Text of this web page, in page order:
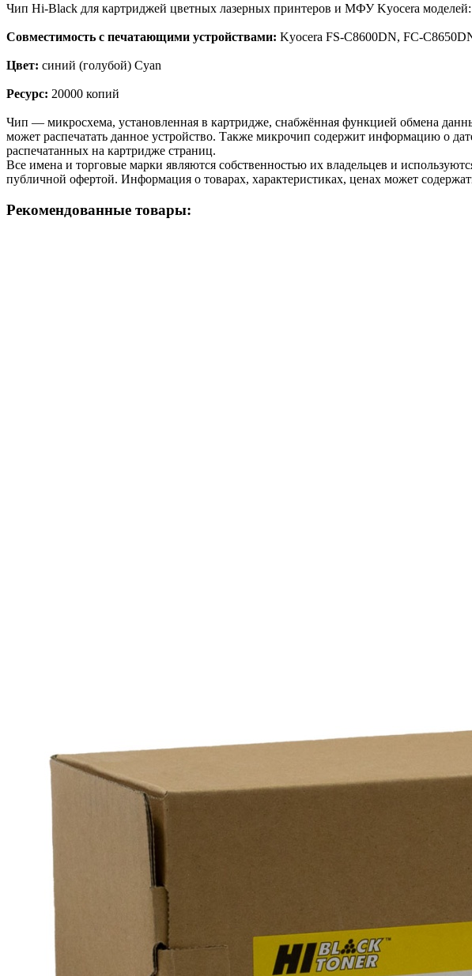
Чип Hi-Black для картриджей цветных лазерных принтеров и МФУ Kyocera
Совместимость с печатающими устройствами: Kyocera FS-C8600DN, FC-
Цвет: синий (голубой) Cyan
Ресурс: 20000 копий
Чип — микросхема, установленная в картридже, снабжённая функцией обмена
может распечатать данное устройство. Также микрочип содержит информацию о
распечатанных на картридже страниц.
Все имена и торговые марки являются собственностью их владельцев и
публичной офертой. Информация о товарах, характеристиках, ценах может
Рекомендованные товары: